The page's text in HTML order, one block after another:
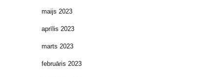
maijs 2023
aprīlis 2023
marts 2023
februāris 2023